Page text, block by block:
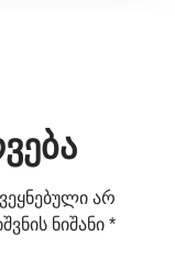
არ
ნიშანი *